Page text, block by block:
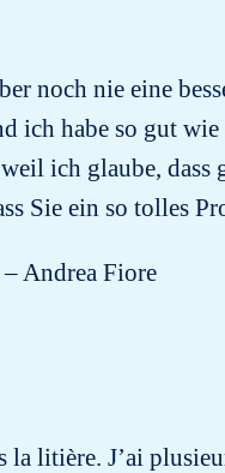
noch nie eine
ich habe so gut
ich glaube, dass
Sie ein so tolles
– Andrea Fiore
litière. J’ai